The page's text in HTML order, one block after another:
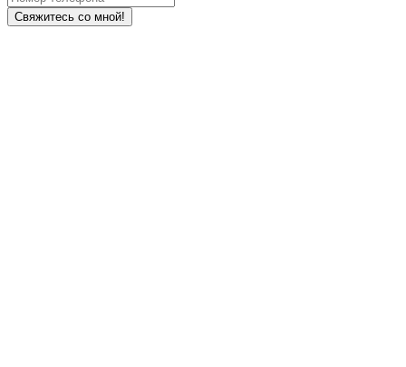
Свяжитесь со мной!